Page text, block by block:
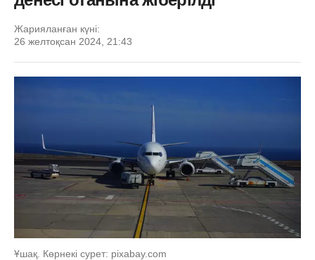
Жарияланған күні:
26 желтоқсан 2024, 21:43
Ұшақ. Көрнекі сурет: pixabay.com